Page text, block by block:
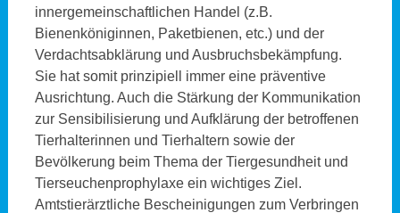
innergemeinschaftlichen Handel (z.B.
Bienenköniginnen, Paketbienen, etc.) und der
Verdachtsabklärung und Ausbruchsbekämpfung.
Sie hat somit prinzipiell immer eine präventive
Ausrichtung. Auch die Stärkung der Kommunikation
zur Sensibilisierung und Aufklärung der betroffenen
Tierhalterinnen und Tierhaltern sowie der
Bevölkerung beim Thema der Tiergesundheit und
Tierseuchenprophylaxe ein wichtiges Ziel.
Amtstierärztliche Bescheinigungen zum Verbringen